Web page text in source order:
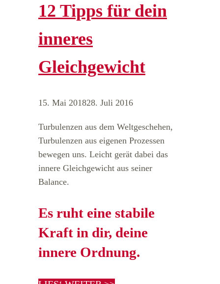
12 Tipps für dein
inneres
Gleichgewicht
15. Mai 201828. Juli 2016
Turbulenzen aus dem Weltgeschehen,
Turbulenzen aus eigenen Prozessen
bewegen uns. Leicht gerät dabei das
innere Gleichgewicht aus seiner
Balance.
Es ruht eine stabile
Kraft in dir, deine
innere Ordnung.